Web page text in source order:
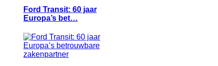
Ford Transit: 60 jaar
Europa’s bet…